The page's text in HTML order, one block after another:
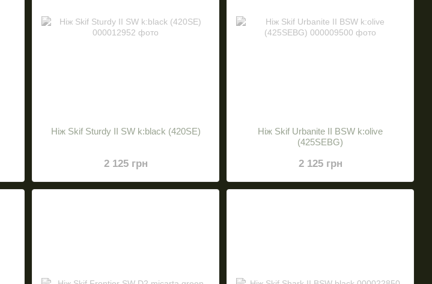
Нiж Skif Sturdy II SW k:black (420SE)
2 125 грн
Нiж Skif Urbanite II BSW k:olive
(425SEBG)
2 125 грн